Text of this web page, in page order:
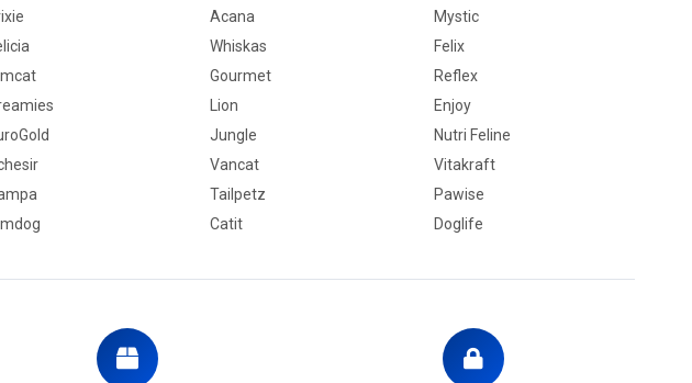
Acana
Mystic
Whiskas
Felix
Gourmet
Reflex
Lion
Enjoy
Jungle
Nutri Feline
Vancat
Vitakraft
Tailpetz
Pawise
Catit Doglife